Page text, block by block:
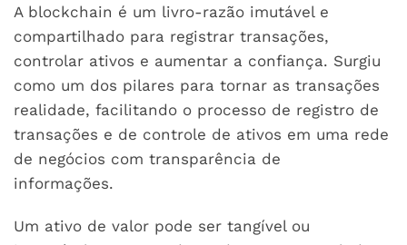
A blockchain é um livro-razão imutável e
compartilhado para registrar transações,
controlar ativos e aumentar a confiança. Surgiu
como um dos pilares para tornar as transações
realidade, facilitando o processo de registro de
transações e de controle de ativos em uma rede
de negócios com transparência de
informações.
Um ativo de valor pode ser tangível ou